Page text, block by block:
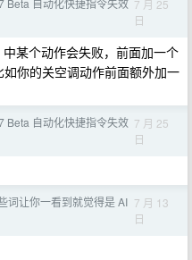
Beta 自动化快捷指令失效 7 月 25
日
某个动作会失败，前面加一个
你的关空调动作前面额外加一
Beta 自动化快捷指令失效 7 月 25
日
词让你一看到就觉得是 AI 7 月 13
日